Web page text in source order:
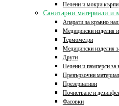
Пелени и мокри кърпи
Санитарни материали и
Апарати за кръвно
Медицински изделия
Термометри
Медицински изделия
Други
Пелени и памперси за
Превързочни
Презервативи
Почистване и
Фасовки